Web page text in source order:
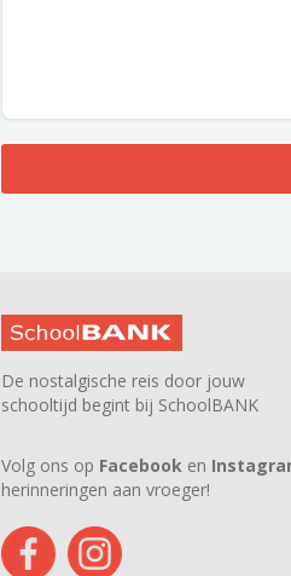
De nostalgische reis door jouw
schooltijd begint bij SchoolBANK
Volg ons op Facebook en
herinneringen aan vroeger!